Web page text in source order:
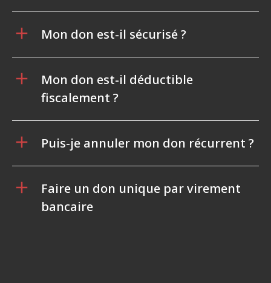
Mon don est-il sécurisé ?
Mon don est-il déductible
fiscalement ?
Puis-je annuler mon don récurrent ?
Faire un don unique par virement
bancaire